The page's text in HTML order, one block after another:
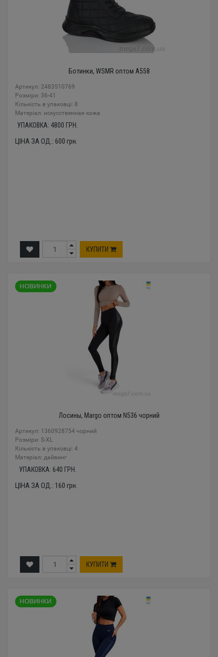
Ботинки, WSMR оптом A558
Артикул: 2483510769
Розміри: 36-41
Кількість в упаковці: 8
Mатеріал: искусственная кожа
УПАКОВКА: 4800 ГРН.
ЦІНА ЗА ОД.: 600 грн.
КУПИТИ
Лосины, Margo оптом N536 чорний
Артикул: 1360928754 чорний
Розміри: S-XL
Кількість в упаковці: 4
Mатеріал: дайвинг
УПАКОВКА: 640 ГРН.
ЦІНА ЗА ОД.: 160 грн.
КУПИТИ